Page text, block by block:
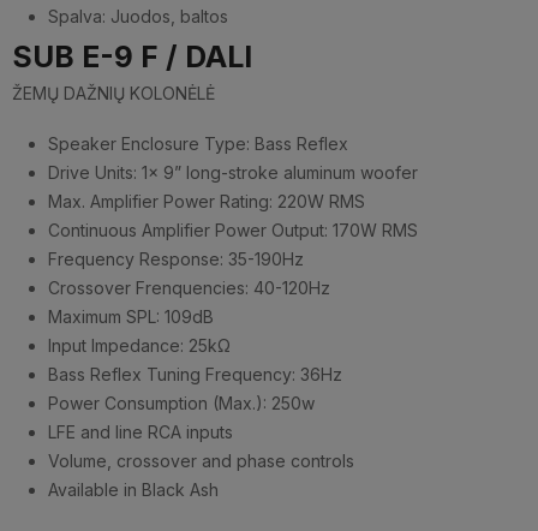
Spalva: Juodos, baltos
SUB E-9 F / DALI
ŽEMŲ DAŽNIŲ KOLONĖLĖ
Speaker Enclosure Type: Bass Reflex
Drive Units: 1x 9” long-stroke aluminum woofer
Max. Amplifier Power Rating: 220W RMS
Continuous Amplifier Power Output: 170W RMS
Frequency Response: 35-190Hz
Crossover Frenquencies: 40-120Hz
Maximum SPL: 109dB
Input Impedance: 25kΩ
Bass Reflex Tuning Frequency: 36Hz
Power Consumption (Max.): 250w
LFE and line RCA inputs
Volume, crossover and phase controls
Available in Black Ash